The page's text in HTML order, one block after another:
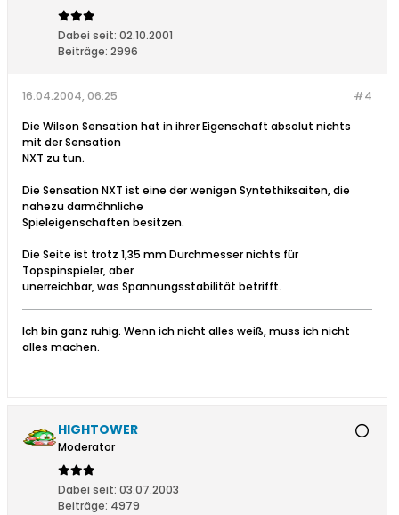
Dabei seit: 02.10.2001
Beiträge: 2996
#4
16.04.2004, 06:25
Die Wilson Sensation hat in ihrer Eigenschaft absolut nichts
mit der Sensation
NXT zu tun.
Die Sensation NXT ist eine der wenigen Syntethiksaiten, die
nahezu darmähnliche
Spieleigenschaften besitzen.
Die Seite ist trotz 1,35 mm Durchmesser nichts für
Topspinspieler, aber
unerreichbar, was Spannungsstabilität betrifft.
Ich bin ganz ruhig. Wenn ich nicht alles weiß, muss ich nicht
alles machen.
HIGHTOWER
Moderator
Dabei seit: 03.07.2003
Beiträge: 4979